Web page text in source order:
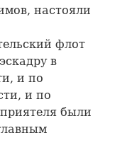
настояли
флот
в
и по
и по
были